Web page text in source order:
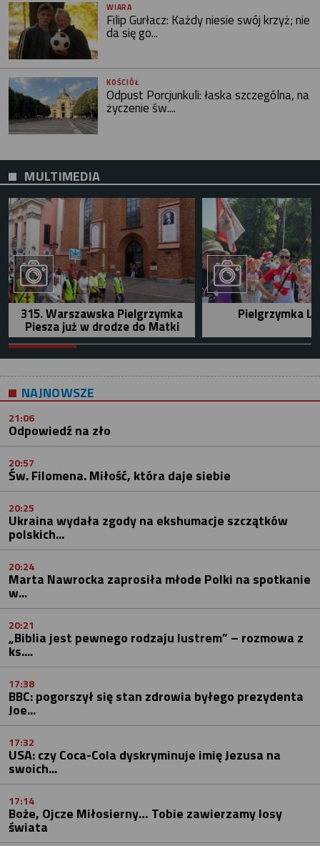
WIARA
Filip Gurłacz: Każdy niesie swój krzyż; nie
da się go...
KOŚCIÓŁ
Odpust Porcjunkuli: łaska szczególna, na
życzenie św....
MULTIMEDIA
315. Warszawska Pielgrzymka
Piesza już w drodze do Matki
Pielgrzymka
NAJNOWSZE
21:06
Odpowiedź na zło
20:57
Św. Filomena. Miłość, która daje siebie
20:25
Ukraina wydała zgody na ekshumacje szczątków
polskich...
20:24
Marta Nawrocka zaprosiła młode Polki na spotkanie
w...
20:21
„Biblia jest pewnego rodzaju lustrem” – rozmowa z
ks....
17:38
BBC: pogorszył się stan zdrowia byłego prezydenta
Joe...
17:32
USA: czy Coca-Cola dyskryminuje imię Jezusa na
swoich...
17:14
Boże, Ojcze Miłosierny… Tobie zawierzamy losy
świata